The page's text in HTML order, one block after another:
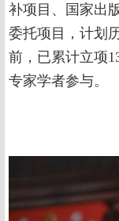
补项目、国家出
委托项目，计划
前，已累计立项
专家学者参与。